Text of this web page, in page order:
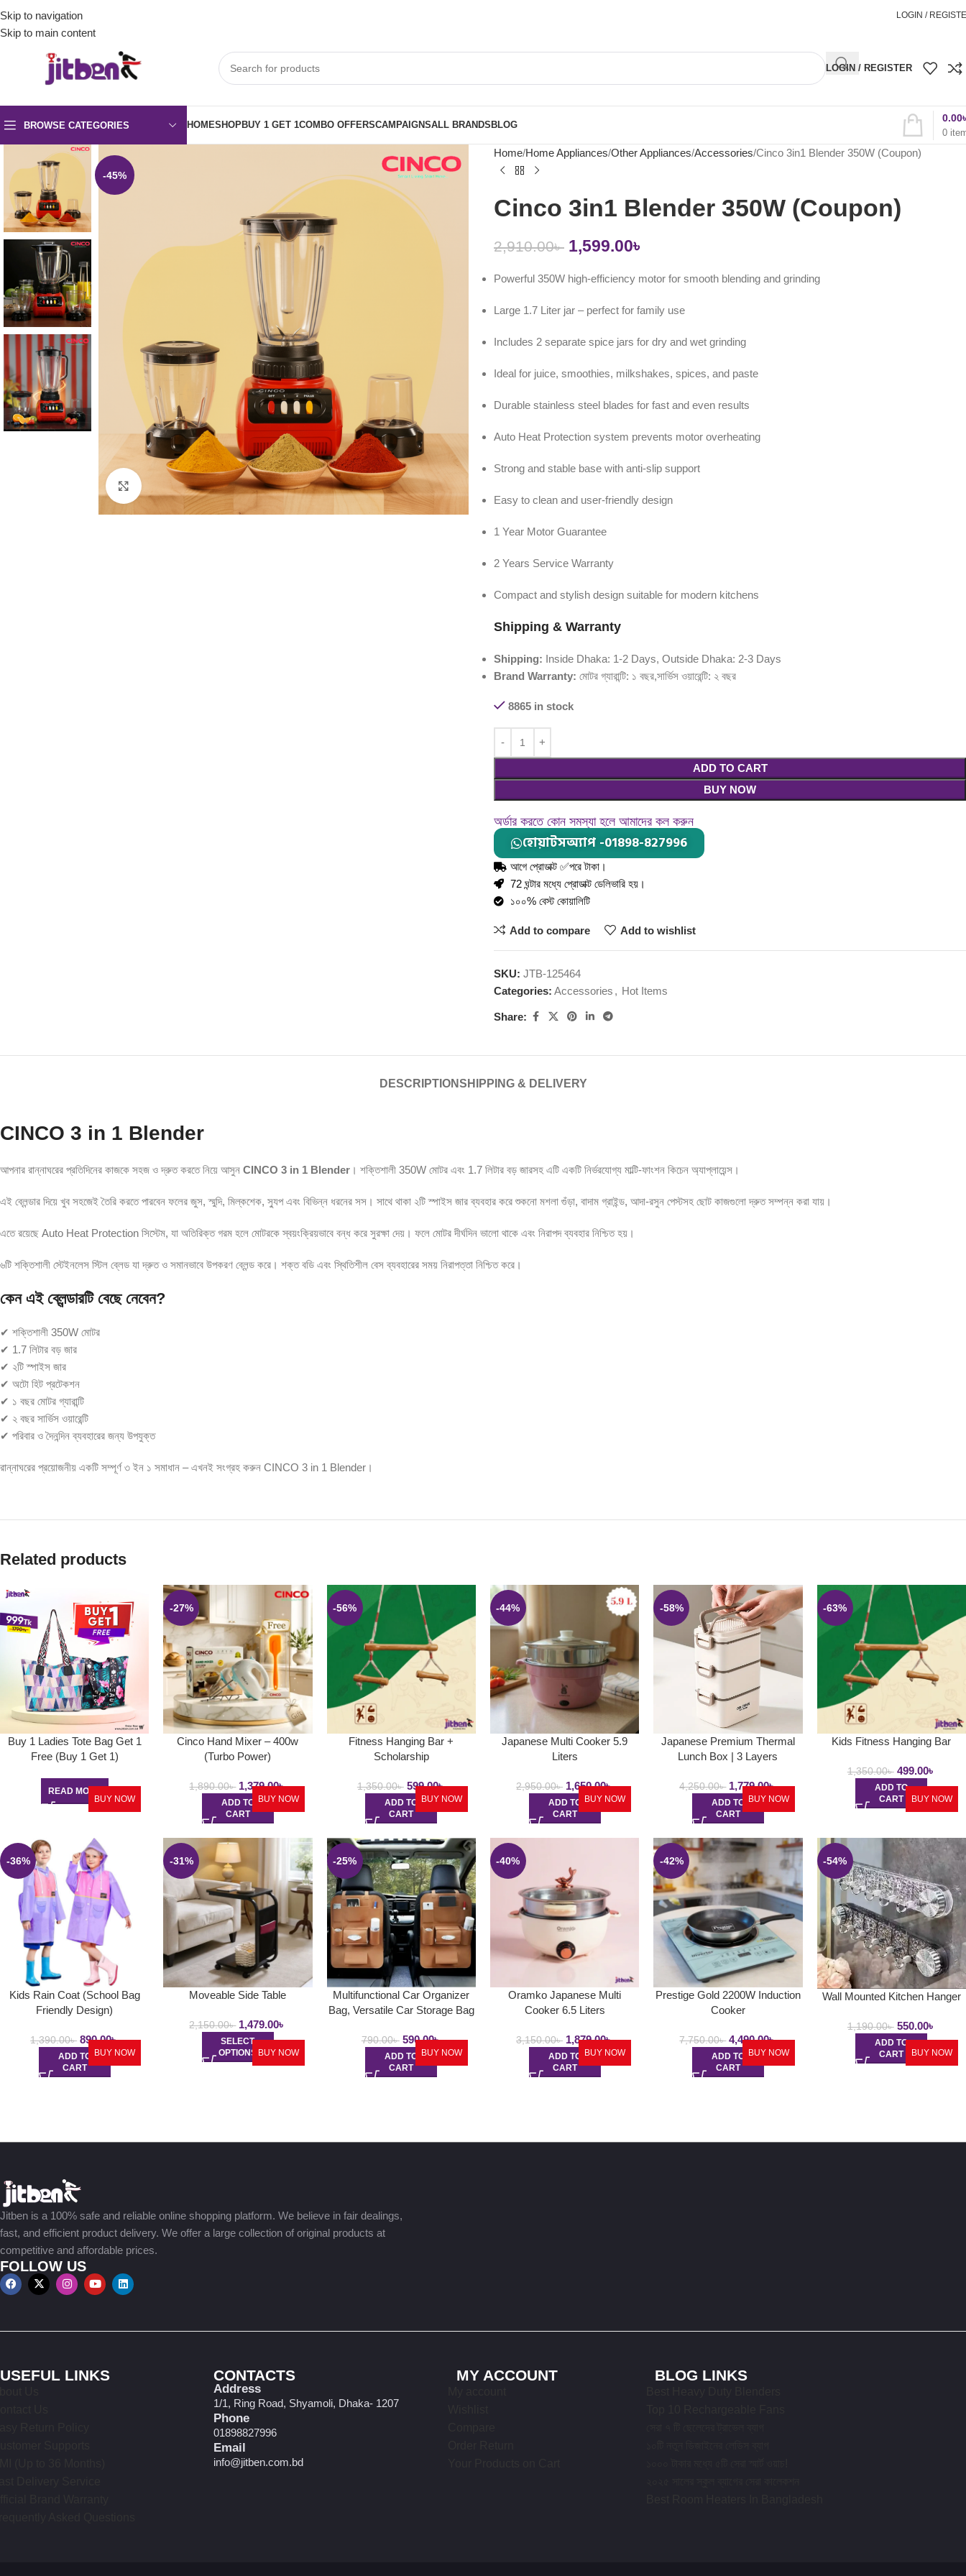
Skip to navigation
Skip to main content
LOGIN /
LOGIN / REGISTER
BROWSE CATEGORIES HOMESHOPBUY 1 GET 1COMBO OFFERSCAMPAIGNSALL BRANDS BLOG
0
0.00
-45%
Click to enlarge
Home Home Appliances Other Appliances Accessories Cinco 3in1 Blender 350W (Coupon)
Cinco 3in1 Blender 350W (Coupon)
2,910.00৳ 1,599.00৳
Powerful 350W high-efficiency motor for smooth blending and grinding
Large 1.7 Liter jar – perfect for family use
Includes 2 separate spice jars for dry and wet grinding
Ideal for juice, smoothies, milkshakes, spices, and paste
Durable stainless steel blades for fast and even results
Auto Heat Protection system prevents motor overheating
Strong and stable base with anti-slip support
Easy to clean and user-friendly design
1 Year Motor Guarantee
2 Years Service Warranty
Compact and stylish design suitable for modern kitchens
Shipping & Warranty
Shipping: Inside Dhaka: 1-2 Days, Outside Dhaka: 2-3 Days
Brand Warranty: মোটর গ্যারান্টি: ১ বছর,সার্ভিস ওয়ারেন্টি: ২ বছর
8865 in stock
ADD TO CART
BUY NOW
অর্ডার করতে কোন সমস্যা হলে আমাদের কল করুন
হোয়াটসঅ্যাপ -01898-827996
আগে প্রোডাক্ট ✅পরে টাকা।
72 ঘন্টার মধ্যে প্রোডাক্ট ডেলিভারি হয়।
১০০% বেস্ট কোয়ালিটি
Add to compare Add to wishlist
SKU: JTB-125464
Categories: Accessories , Hot Items
Share:
DESCRIPTIONSHIPPING & DELIVERY
CINCO 3 in 1 Blender
আপনার রান্নাঘরের প্রতিদিনের কাজকে সহজ ও দ্রুত করতে নিয়ে আসুন CINCO 3 in 1 Blender । শক্তিশালী 350W মোটর এবং 1.7 লিটার বড় জারসহ এটি একটি নির্ভরযোগ্য মাল্টি-ফাংশন কিচেন অ্যাপ্লায়েন্স।
এই ব্লেন্ডার দিয়ে খুব সহজেই তৈরি করতে পারবেন ফলের জুস, স্মুদি, মিল্কশেক, স্যুপ এবং বিভিন্ন ধরনের সস। সাথে থাকা ২টি স্পাইস জার ব্যবহার করে শুকনো মশলা গুঁড়া, বাদাম গ্রাইন্ড, আদা-রসুন পেস্টসহ ছোট কাজগুলো দ্রুত সম্পন্ন করা যায়।
এতে রয়েছে Auto Heat Protection সিস্টেম, যা অতিরিক্ত গরম হলে মোটরকে স্বয়ংক্রিয়ভাবে বন্ধ করে সুরক্ষা দেয়। ফলে মোটর দীর্ঘদিন ভালো থাকে এবং নিরাপদ ব্যবহার নিশ্চিত হয়।
৬টি শক্তিশালী স্টেইনলেস স্টিল ব্লেড যা দ্রুত ও সমানভাবে উপকরণ ব্লেন্ড করে। শক্ত বডি এবং স্থিতিশীল বেস ব্যবহারের সময় নিরাপত্তা নিশ্চিত করে।
কেন এই ব্লেন্ডারটি বেছে নেবেন?
✔ শক্তিশালী 350W মোটর
✔ 1.7 লিটার বড় জার
✔ ২টি স্পাইস জার
✔ অটো হিট প্রটেকশন
✔ ১ বছর মোটর গ্যারান্টি
✔ ২ বছর সার্ভিস ওয়ারেন্টি
✔ পরিবার ও দৈনন্দিন ব্যবহারের জন্য উপযুক্ত
রান্নাঘরের প্রয়োজনীয় একটি সম্পূর্ণ ৩ ইন ১ সমাধান – এখনই সংগ্রহ করুন CINCO 3 in 1 Blender।
Related products
Buy 1 Ladies Tote Bag Get 1
Free (Buy 1 Get 1)
READ MORE
BUY NOW
-27%
Cinco Hand Mixer – 400w
(Turbo Power)
1,890.00৳ 1,379.00৳
ADD TO
CART
BUY NOW
-56%
Fitness Hanging Bar +
Scholarship
1,350.00৳ 599.00৳
ADD TO
CART
BUY NOW
-44%
Japanese Multi Cooker 5.9
Liters
2,950.00৳ 1,650.00৳
ADD TO
CART
BUY NOW
-58%
Japanese Premium Thermal
Lunch Box | 3 Layers
4,250.00৳ 1,779.00৳
ADD TO
CART
BUY NOW
-63%
Kids Fitness Hanging Bar
1,350.00৳ 499.00৳
ADD TO
CART
BUY NOW
-36%
Kids Rain Coat (School Bag
Friendly Design)
1,390.00৳ 890.00৳
ADD TO
CART
BUY NOW
-31%
Moveable Side Table
2,150.00৳ 1,479.00৳
SELECT
OPTIONS
BUY NOW
-25%
Multifunctional Car Organizer
Bag, Versatile Car Storage Bag
Organizer Bag
790.00৳ 590.00৳
ADD TO
CART
BUY NOW
-40%
Oramko Japanese Multi
Cooker 6.5 Liters
3,150.00৳ 1,879.00৳
ADD TO
CART
BUY NOW
-42%
Prestige Gold 2200W Induction
Cooker
7,750.00৳ 4,490.00৳
ADD TO
CART
BUY NOW
-54%
Wall Mounted Kitchen Hanger
1,190.00৳ 550.00৳
ADD TO
CART
BUY NOW
Jitben is a 100% safe and reliable online shopping platform. We believe in fair dealings,
fast, and efficient product delivery. We offer a large collection of original products at
competitive and affordable prices.
FOLLOW US
USEFUL LINKS CONTACTS
Address
1/1, Ring Road, Shyamoli, Dhaka- 1207
Phone
01898827996
Email
info@jitben.com.bd
MY ACCOUNT BLOG LINKS